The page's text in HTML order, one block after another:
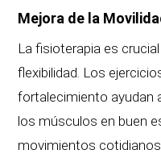
Mejora de la
La fisioterapia es
flexibilidad. Los
fortalecimiento ayudan
los músculos en buen
movimientos